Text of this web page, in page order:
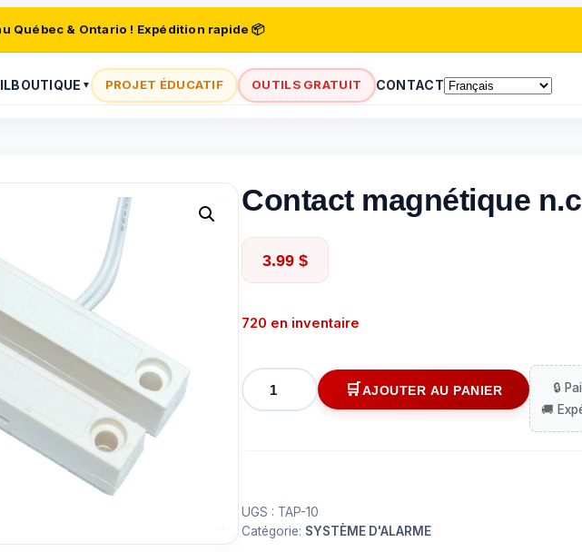
Québec & Ontario ! Expédition rapide 📦
BOUTIQUE ▼ PROJET ÉDUCATIF OUTILS GRATUIT CONTACT
Contact magnétique n.c
3.99 $
720 en inventaire
quantité
de
AJOUTER AU PANIER
UGS : TAP-10
Catégorie: SYSTÈME D'ALARME